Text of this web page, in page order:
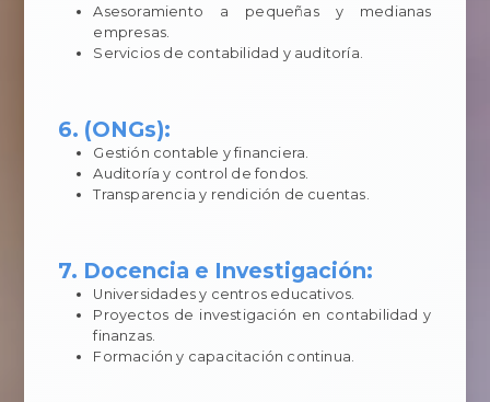
Asesoramiento a pequeñas y medianas
empresas.
Servicios de contabilidad y auditoría.
6. (ONGs):
Gestión contable y financiera.
Auditoría y control de fondos.
Transparencia y rendición de cuentas.
7. Docencia e Investigación:
Universidades y centros educativos.
Proyectos de investigación en contabilidad y
finanzas.
Formación y capacitación continua.